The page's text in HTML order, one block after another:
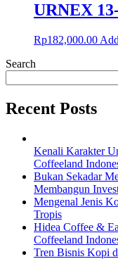
URNEX
Rp182,000.00
Search
Recent Posts
Kenali Karakter
Coffeeland
Bukan Sekadar
Membangun
Mengenal Jenis
Tropis
Hidea Coffee &
Coffeeland
Tren Bisnis Kopi